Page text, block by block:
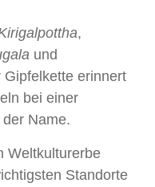
,
und
Gipfelkette erinnert
bei einer
Name.
Weltkulturerbe
Standorte